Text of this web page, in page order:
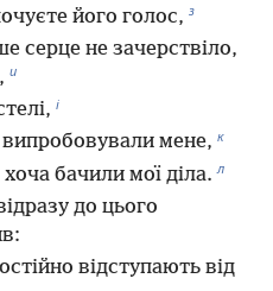
його голос, з
серце не зачерствіло,
, и
і
мене, к
бачили мої діла. л
до цього
відступають від